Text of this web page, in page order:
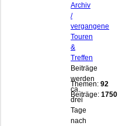
Archiv
/
vergangene
Touren
&
Treffen
Beiträge
werden
ca.
drei
Tage
nach
Themen: 92
Beiträge: 1750